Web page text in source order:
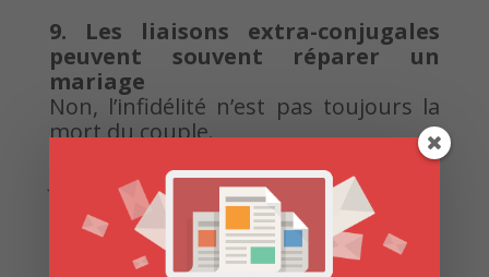
9. Les liaisons extra-conjugales
peuvent souvent réparer un
mariage
Non, l’infidélité n’est pas toujours la
mort du couple.
Je ne parle pas ici des infidélités à
répétition, bien entendu, mais
certaines liaisons ont requinqué un
mariage.